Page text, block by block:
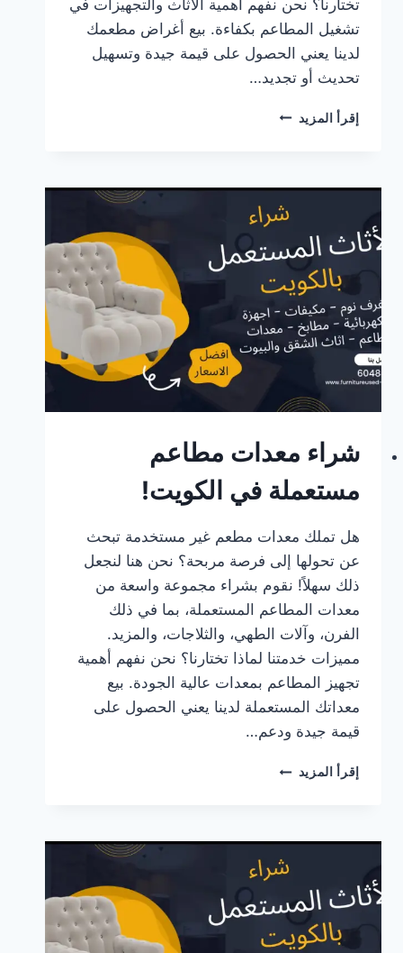
تختارنا؟ نحن نفهم أهمية الأثاث والتجهيزات في
تشغيل المطاعم بكفاءة. بيع أغراض مطعمك
لدينا يعني الحصول على قيمة جيدة وتسهيل
تحديث أو تجديد…
إقرأ المزيد شراء
في
الكويت!
شراء معدات مطاعم
مستعملة في الكويت!
هل تملك معدات مطعم غير مستخدمة تبحث
عن تحولها إلى فرصة مربحة؟ نحن هنا لنجعل
ذلك سهلاً! نقوم بشراء مجموعة واسعة من
معدات المطاعم المستعملة، بما في ذلك
الفرن، وآلات الطهي، والثلاجات، والمزيد.
مميزات خدمتنا لماذا تختارنا؟ نحن نفهم أهمية
تجهيز المطاعم بمعدات عالية الجودة. بيع
معداتك المستعملة لدينا يعني الحصول على
قيمة جيدة ودعم…
إقرأ المزيد شراء
في
الكويت!